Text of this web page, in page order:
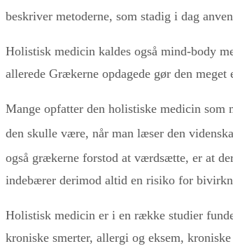
beskriver metoderne, som stadig i dag
Holistisk medicin kaldes også mind-body
allerede Grækerne opdagede gør den meget
Mange opfatter den holistiske medicin
den skulle være, når man læser den
også grækerne forstod at værdsætte, er at
indebærer derimod altid en risiko for
Holistisk medicin er i en række studier
kroniske smerter, allergi og eksem,